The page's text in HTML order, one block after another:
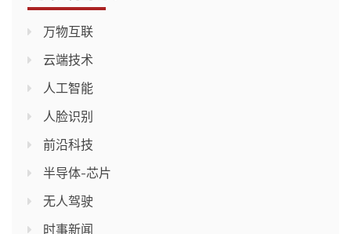
万物互联
云端技术
人工智能
人脸识别
前沿科技
半导体-芯片
无人驾驶
时事新闻